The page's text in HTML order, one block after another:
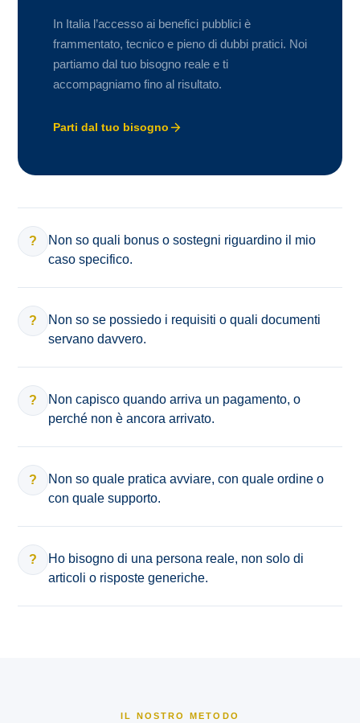
In Italia l’accesso ai benefici pubblici è
frammentato, tecnico e pieno di dubbi pratici. Noi
partiamo dal tuo bisogno reale e ti
accompagniamo fino al risultato.
Parti dal tuo bisogno
?
Non so quali bonus o sostegni riguardino il mio
caso specifico.
?
Non so se possiedo i requisiti o quali documenti
servano davvero.
?
Non capisco quando arriva un pagamento, o
perché non è ancora arrivato.
?
Non so quale pratica avviare, con quale ordine o
con quale supporto.
?
Ho bisogno di una persona reale, non solo di
articoli o risposte generiche.
IL NOSTRO METODO